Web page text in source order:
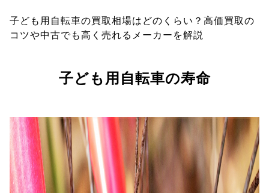
子ども用自転車の買取相場はどのくらい？高価買取の
コツや中古でも高く売れるメーカーを解説
子ども用自転車の寿命